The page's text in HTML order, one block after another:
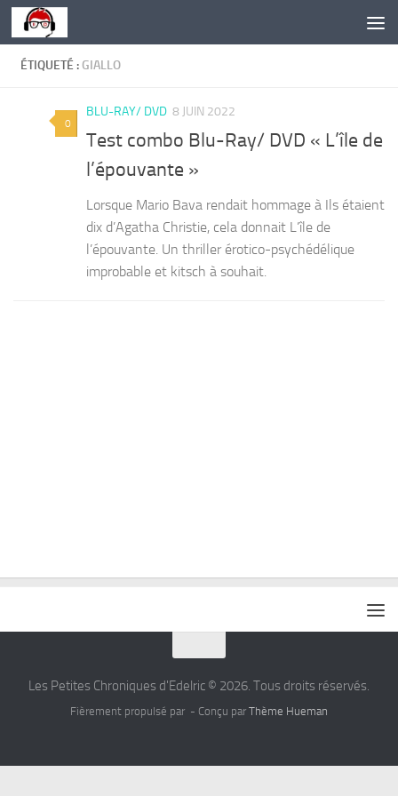
Skip to content
ÉTIQUETÉ : GIALLO
0
BLU-RAY/ DVD 8 JUIN 2022
Test combo Blu-Ray/ DVD « L’île de
l’épouvante »
Lorsque Mario Bava rendait hommage à Ils étaient
dix d’Agatha Christie, cela donnait L’île de
l’épouvante. Un thriller érotico-psychédélique
improbable et kitsch à souhait.
Les Petites Chroniques d'Edelric © 2026. Tous droits réservés.
Fièrement propulsé par - Conçu par Thème Hueman